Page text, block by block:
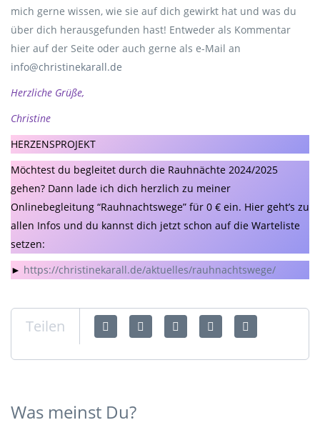
mich gerne wissen, wie sie auf dich gewirkt hat und was du
über dich herausgefunden hast! Entweder als Kommentar
hier auf der Seite oder auch gerne als e-Mail an
info@christinekarall.de
Herzliche Grüße,
Christine
HERZENSPROJEKT
Möchtest du begleitet durch die Rauhnächte 2024/2025
gehen? Dann lade ich dich herzlich zu meiner
Onlinebegleitung “Rauhnachtswege” für 0 € ein. Hier geht’s zu
allen Infos und du kannst dich jetzt schon auf die Warteliste
setzen:
► https://christinekarall.de/aktuelles/rauhnachtswege/
Teilen
Was meinst Du?